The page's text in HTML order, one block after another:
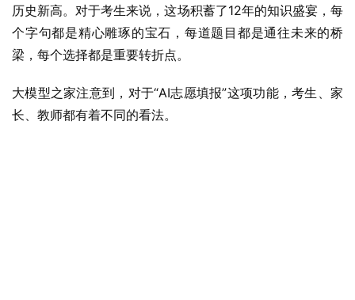
历史新高。对于考生来说，这场积蓄了12年的知识盛宴，每
个字句都是精心雕琢的宝石，每道题目都是通往未来的桥
梁，每个选择都是重要转折点。
大模型之家注意到，对于“AI志愿填报”这项功能，考生、家
长、教师都有着不同的看法。